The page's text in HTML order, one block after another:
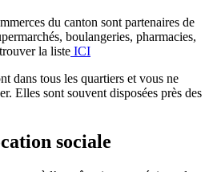
du canton sont partenaires de
boulangeries, pharmacies,
la liste ICI
dans tous les quartiers et vous ne
Elles sont souvent disposées près des
sociale